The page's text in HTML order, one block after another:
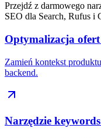
Przejdź z darmowego
SEO dla Search, Rufus i
Optymalizacja
Zamień kontekst
backend.
Narzędzie